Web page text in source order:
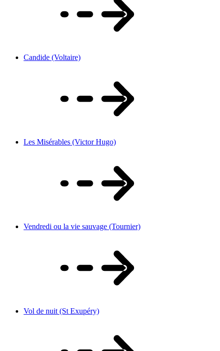
Candide (Voltaire)
Les Misérables (Victor Hugo)
Vendredi ou la vie sauvage (Tournier)
Vol de nuit (St Exupéry)